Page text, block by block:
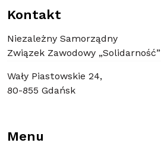
Kontakt
Niezależny Samorządny
Związek Zawodowy „Solidarność”
Wały Piastowskie 24,
80-855 Gdańsk
Menu